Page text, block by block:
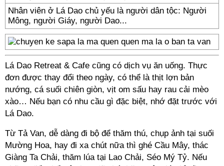
Nhân viên ở Lá Dao chủ yếu là người dân tộc: Người
Mông, người Giáy, người Dao...
Lá Dao Retreat & Cafe cũng có dịch vụ ăn uống. Thực
đơn được thay đổi theo ngày, có thể là thịt lợn bản
nướng, cá suối chiên giòn, vịt om sấu hay rau cải mèo
xào… Nếu bạn có nhu cầu gì đặc biệt, nhớ đặt trước với
Lá Dao.
Từ Tả Van, dễ dàng đi bộ để thăm thú, chụp ảnh tại suối
Mường Hoa, hay đi xa chút nữa thì ghé Cầu Mây, thác
Giàng Ta Chải, thăm lúa tại Lao Chải, Séo Mý Tỷ. Nếu